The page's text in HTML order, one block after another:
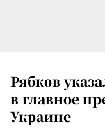
Рябков
в главное
Украине